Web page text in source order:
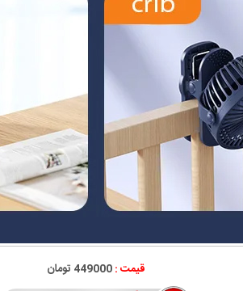
قیمت :449000 تومان